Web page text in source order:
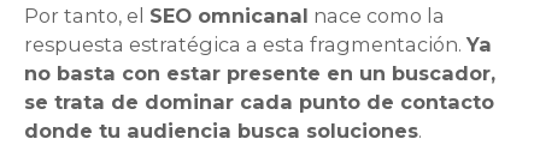
Por tanto, el SEO omnicanal nace como la
respuesta estratégica a esta fragmentación. Ya
no basta con estar presente en un buscador,
se trata de dominar cada punto de contacto
donde tu audiencia busca soluciones.